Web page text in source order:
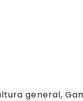
general,